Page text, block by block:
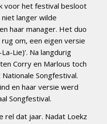
voor het festival besloot
langer wilde
haar manager. Het duo
rug om, een eigen versie
Lie)’. Na langdurig
Corry en Marlous toch
Songfestival.
en haar versie werd
Songfestival.
rel dat jaar. Nadat Loekz